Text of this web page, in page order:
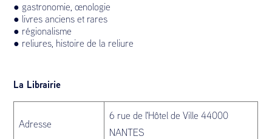
● gastronomie, œnologie
● livres anciens et rares
● régionalisme
● reliures, histoire de la reliure
La Librairie
Adresse
6 rue de l'Hôtel de Ville 44000
NANTES